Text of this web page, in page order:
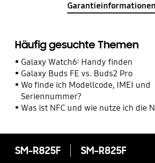
Garantieinformationen
Häufig gesuchte Themen
Galaxy Watch6: Handy finden
Galaxy Buds FE vs. Buds2 Pro
Wo finde ich Modellcode, IMEI und
Seriennummer?
Was ist NFC und wie nutze ich die
SM-R825F SM-R825F